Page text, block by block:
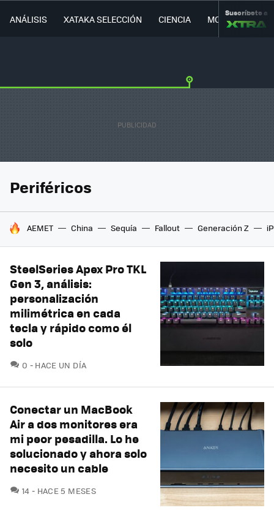
ANÁLISIS XATAKA SELECCIÓN CIENCIA MOVILIDAD
Suscríbete a
Periféricos
HOY SE HABLA DE
AEMET China Sequía Fallout Generación Z
SteelSeries Apex Pro TKL
Gen 3, análisis:
personalización
milimétrica en cada
tecla y rápido como él
solo
0 COMENTARIOS
HACE UN DÍA
Conectar un MacBook
Air a dos monitores era
mi peor pesadilla. Lo he
solucionado y ahora solo
necesito un cable
14 COMENTARIOS
HACE 5 MESES